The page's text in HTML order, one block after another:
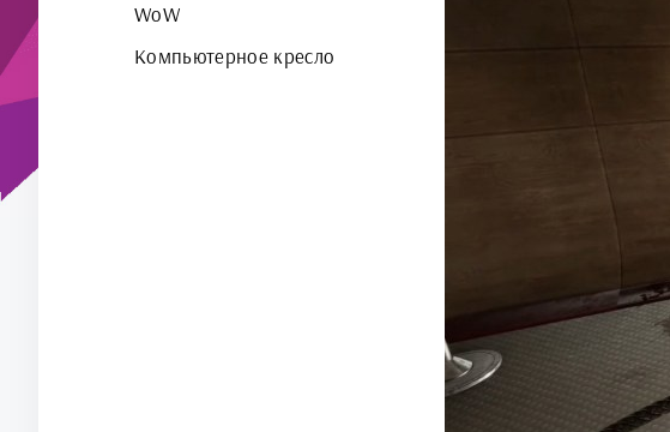
WoW
Компьютерное кресло